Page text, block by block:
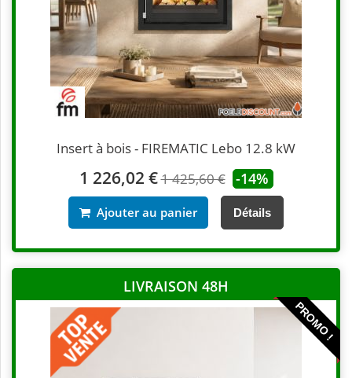
Insert à bois - FIREMATIC Lebo 12.8 kW
1 226,02 €1 425,60 € -14%
Ajouter au panier Détails
LIVRAISON 48H
PROMO !